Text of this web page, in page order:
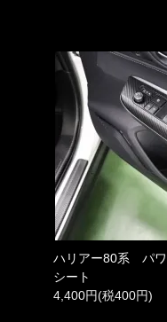
ハリアー80系 パワ
シート
4,400円(税400円)